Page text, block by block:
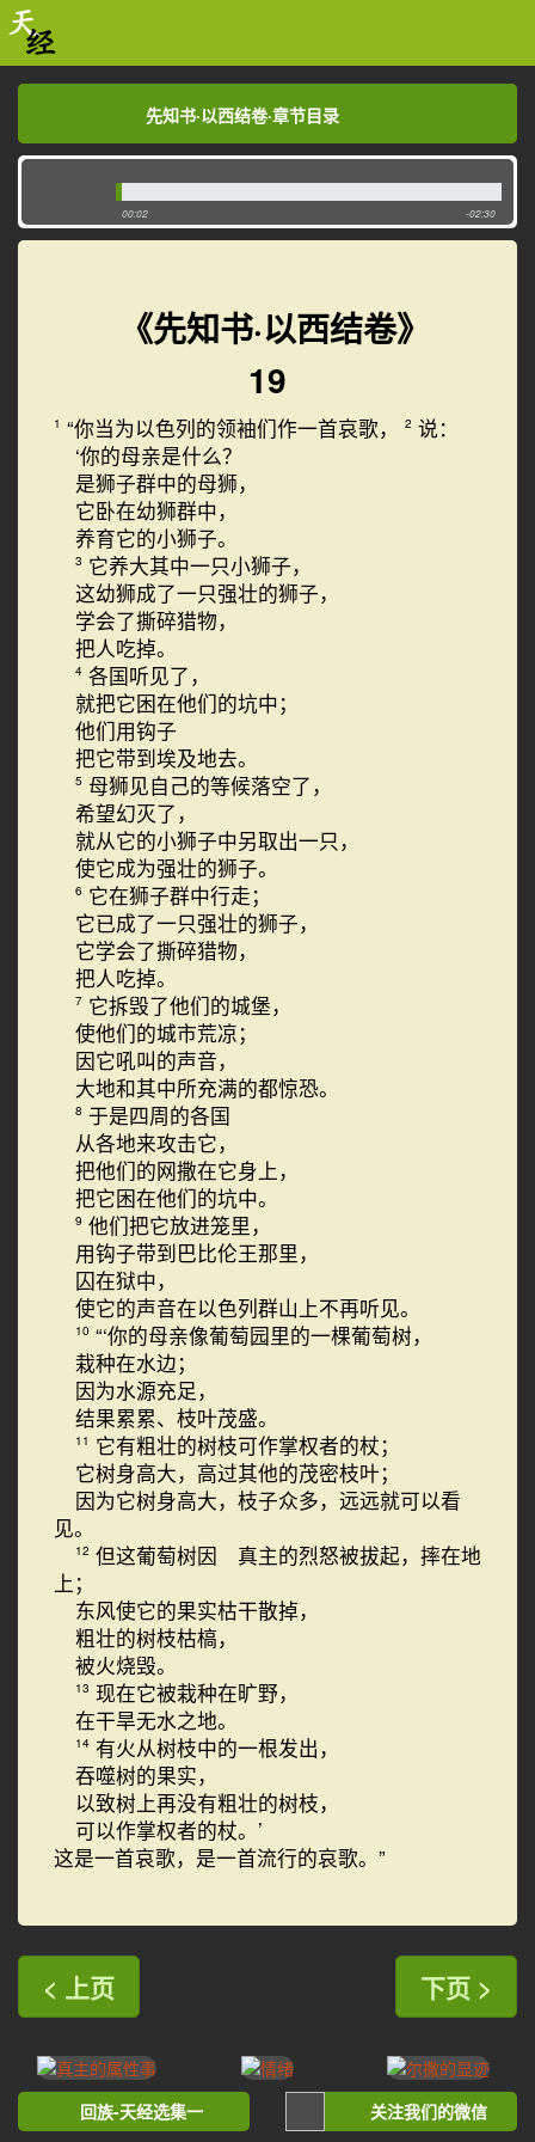
先知书·以西结卷·章节目录
先知书·以西结卷·章节目录
00:02 -02:30
《先知书·以西结卷》
19
1 “你当为以色列的领袖们作一首哀歌， 2 说：
‘你的母亲是什么？
是狮子群中的母狮，
它卧在幼狮群中，
养育它的小狮子。
3 它养大其中一只小狮子，
这幼狮成了一只强壮的狮子，
学会了撕碎猎物，
把人吃掉。
4 各国听见了，
就把它困在他们的坑中；
他们用钩子
把它带到埃及地去。
5 母狮见自己的等候落空了，
希望幻灭了，
就从它的小狮子中另取出一只，
使它成为强壮的狮子。
6 它在狮子群中行走；
它已成了一只强壮的狮子，
它学会了撕碎猎物，
把人吃掉。
7 它拆毁了他们的城堡，
使他们的城市荒凉；
因它吼叫的声音，
大地和其中所充满的都惊恐。
8 于是四周的各国
从各地来攻击它，
把他们的网撒在它身上，
把它困在他们的坑中。
9 他们把它放进笼里，
用钩子带到巴比伦王那里，
囚在狱中，
使它的声音在以色列群山上不再听见。
10 “‘你的母亲像葡萄园里的一棵葡萄树，
栽种在水边；
因为水源充足，
结果累累、枝叶茂盛。
11 它有粗壮的树枝可作掌权者的杖；
它树身高大，高过其他的茂密枝叶；
因为它树身高大，枝子众多，远远就可以看
见。
12 但这葡萄树因 真主的烈怒被拔起，摔在地
上；
东风使它的果实枯干散掉，
粗壮的树枝枯槁，
被火烧毁。
13 现在它被栽种在旷野，
在干旱无水之地。
14 有火从树枝中的一根发出，
吞噬树的果实，
以致树上再没有粗壮的树枝，
可以作掌权者的杖。’
这是一首哀歌，是一首流行的哀歌。”
< 上页 下页 >
回族-天经选集一 关注我们的微信